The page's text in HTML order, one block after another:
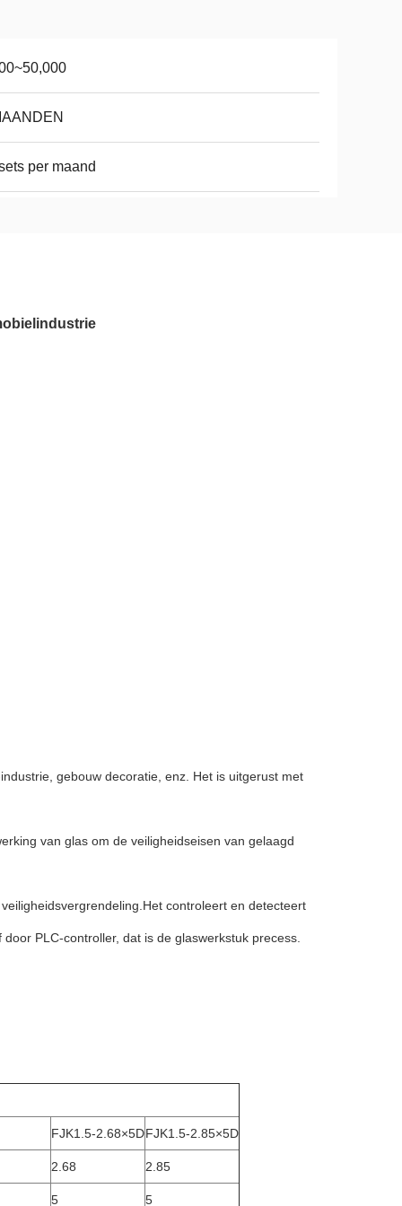
per maand
gebouw decoratie, enz. Het is uitgerust met
van glas om de veiligheidseisen van gelaagd
controleert en detecteert
PLC-controller, dat is de glaswerkstuk precess.
FJK1.5-2.68×5DFJK1.5-2.85×5D
2.68 2.85
5 5